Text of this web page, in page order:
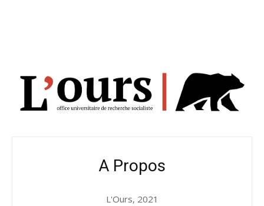
A Propos
L'Ours, 2021